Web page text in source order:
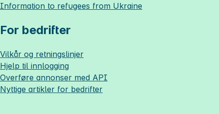
Information to refugees from Ukraine
For bedrifter
Vilkår og retningslinjer
Hjelp til innlogging
Overføre annonser med API
Nyttige artikler for bedrifter